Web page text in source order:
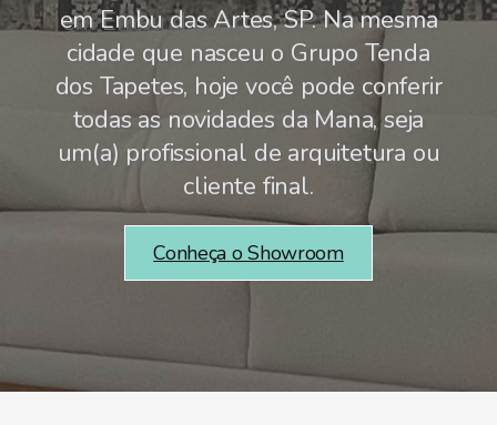
em Embu das Artes, SP. Na mesma
cidade que nasceu o Grupo Tenda
dos Tapetes, hoje você pode conferir
todas as novidades da Mana, seja
um(a) profissional de arquitetura ou
cliente final.
Conheça o Showroom